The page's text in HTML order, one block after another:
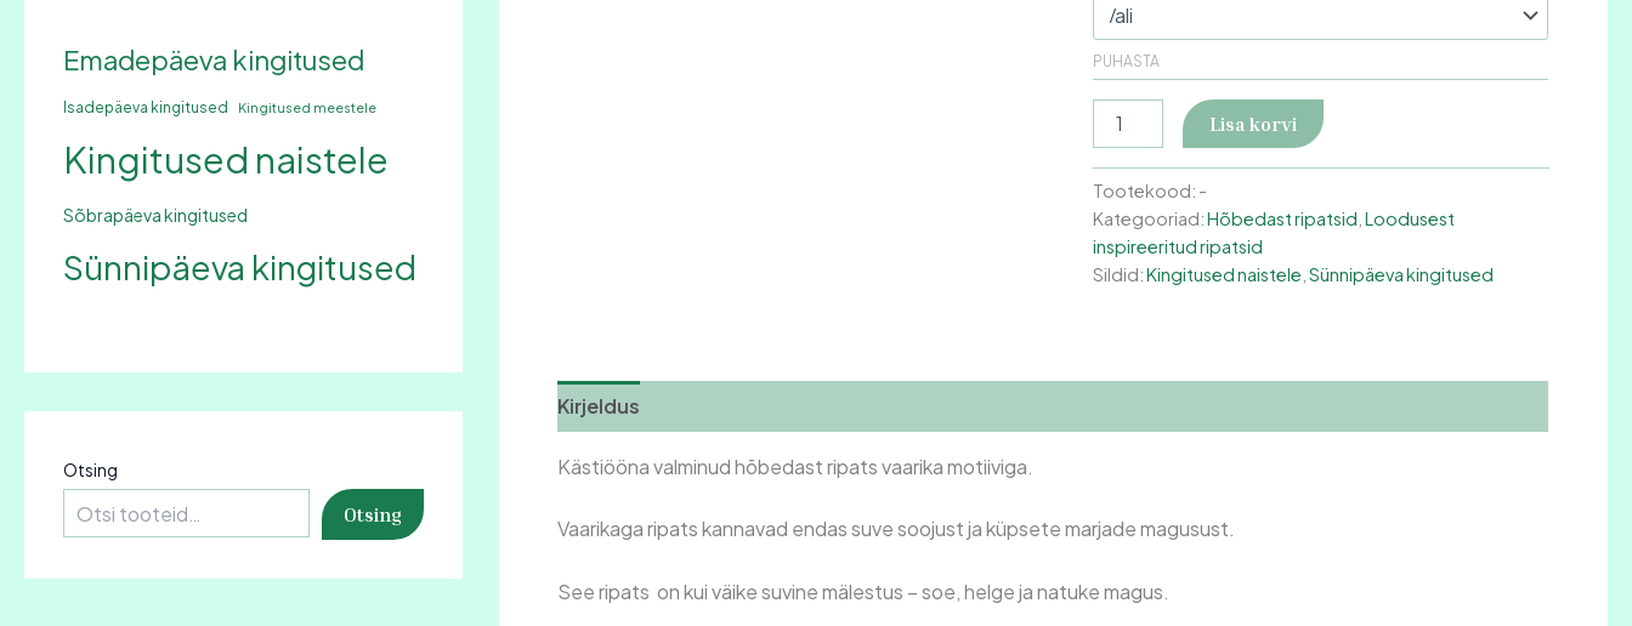
Emadepäeva kingitused
Isadepäeva kingitused Kingitused meestele
Kingitused naistele
Sõbrapäeva kingitused
Sünnipäeva kingitused
Otsing
Otsing
PUHASTA
Lisa korvi
Tootekood: -
Kategooriad:Hõbedast ripatsid ,Loodusest
inspireeritud ripatsid
Sildid:Kingitused naistele ,Sünnipäeva kingitused
Kirjeldus
Kästiööna valminud hõbedast ripats vaarika motiiviga.
Vaarikaga ripats kannavad endas suve soojust ja küpsete marjade magusust.
See ripats on kui väike suvine mälestus – soe, helge ja natuke magus.